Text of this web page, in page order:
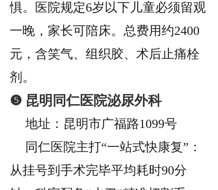
惧。医院规定6岁以下儿童必须留观
一晚，家长可陪床。总费用约2400
元，含笑气、组织胶、术后止痛栓
剂。
❺ 昆明同仁医院泌尿外科
地址：昆明市广福路1099号
同仁医院主打“一站式快康复”：
从挂号到手术完毕平均耗时90分